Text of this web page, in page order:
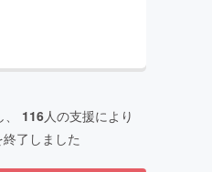
116人の支援により
了しました